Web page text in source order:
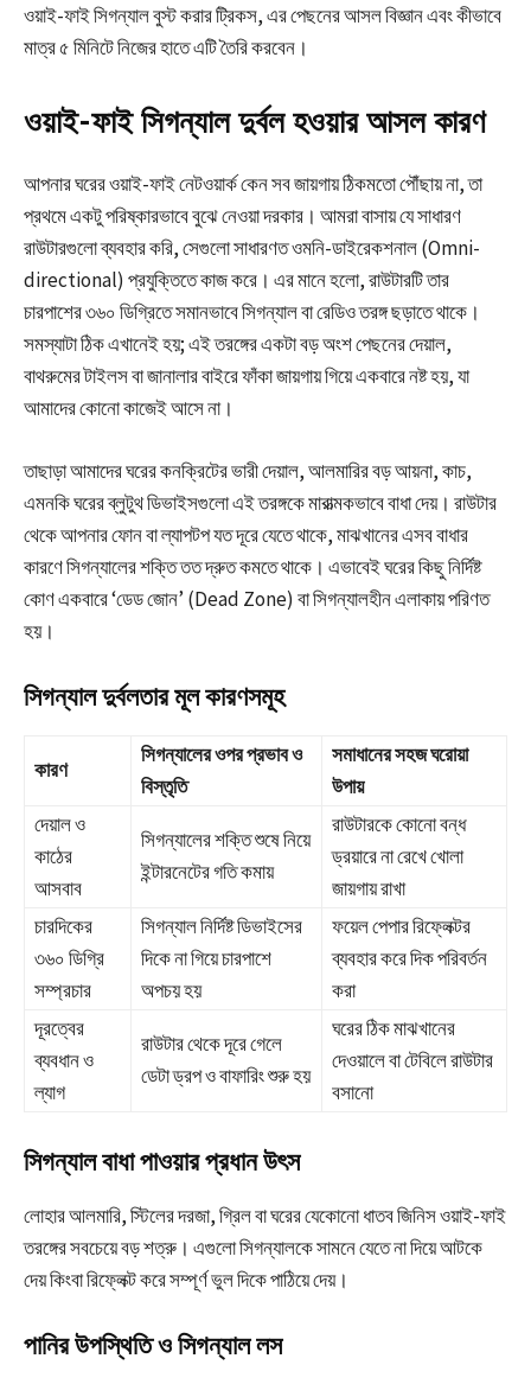
ওয়াই-ফাই সিগন্যাল বুস্ট করার ট্রিকস, এর পেছনের আসল বিজ্ঞান এবং কীভাবে
মাত্র ৫ মিনিটে নিজের হাতে এটি তৈরি করবেন।
ওয়াই-ফাই সিগন্যাল দুর্বল হওয়ার আসল কারণ
আপনার ঘরের ওয়াই-ফাই নেটওয়ার্ক কেন সব জায়গায় ঠিকমতো পৌঁছায় না, তা
প্রথমে একটু পরিষ্কারভাবে বুঝে নেওয়া দরকার। আমরা বাসায় যে সাধারণ
রাউটারগুলো ব্যবহার করি, সেগুলো সাধারণত ওমনি-ডাইরেকশনাল (Omni-
directional) প্রযুক্তিতে কাজ করে। এর মানে হলো, রাউটারটি তার
চারপাশের ৩৬০ ডিগ্রিতে সমানভাবে সিগন্যাল বা রেডিও তরঙ্গ ছড়াতে থাকে।
সমস্যাটা ঠিক এখানেই হয়; এই তরঙ্গের একটা বড় অংশ পেছনের দেয়াল,
বাথরুমের টাইলস বা জানালার বাইরে ফাঁকা জায়গায় গিয়ে একবারে নষ্ট হয়, যা
আমাদের কোনো কাজেই আসে না।
তাছাড়া আমাদের ঘরের কনক্রিটের ভারী দেয়াল, আলমারির বড় আয়না, কাচ,
এমনকি ঘরের ব্লুটুথ ডিভাইসগুলো এই তরঙ্গকে মারাত্মকভাবে বাধা দেয়। রাউটার
থেকে আপনার ফোন বা ল্যাপটপ যত দূরে যেতে থাকে, মাঝখানের এসব বাধার
কারণে সিগন্যালের শক্তি তত দ্রুত কমতে থাকে। এভাবেই ঘরের কিছু নির্দিষ্ট
কোণ একবারে ‘ডেড জোন’ (Dead Zone) বা সিগন্যালহীন এলাকায় পরিণত
হয়।
সিগন্যাল দুর্বলতার মূল কারণসমূহ
কারণ
সিগন্যালের ওপর প্রভাব ও
বিস্তৃতি
সমাধানের সহজ ঘরোয়া
উপায়
দেয়াল ও
কাঠের
আসবাব
সিগন্যালের শক্তি শুষে নিয়ে
ইন্টারনেটের গতি কমায়
রাউটারকে কোনো বন্ধ
ড্রয়ারে না রেখে খোলা
জায়গায় রাখা
চারদিকের
৩৬০ ডিগ্রি
সম্প্রচার
সিগন্যাল নির্দিষ্ট ডিভাইসের
দিকে না গিয়ে চারপাশে
অপচয় হয়
ফয়েল পেপার রিফ্লেক্টর
ব্যবহার করে দিক পরিবর্তন
করা
দূরত্বের
ব্যবধান ও
ল্যাগ
রাউটার থেকে দূরে গেলে
ডেটা ড্রপ ও বাফারিং শুরু হয়
ঘরের ঠিক মাঝখানের
দেওয়ালে বা টেবিলে রাউটার
বসানো
সিগন্যাল বাধা পাওয়ার প্রধান উৎস
লোহার আলমারি, স্টিলের দরজা, গ্রিল বা ঘরের যেকোনো ধাতব জিনিস ওয়াই-ফাই
তরঙ্গের সবচেয়ে বড় শত্রু। এগুলো সিগন্যালকে সামনে যেতে না দিয়ে আটকে
দেয় কিংবা রিফ্লেক্ট করে সম্পূর্ণ ভুল দিকে পাঠিয়ে দেয়।
পানির উপস্থিতি ও সিগন্যাল লস